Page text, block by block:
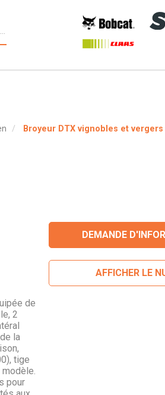
Broyeur DTX vignobles et vergers
de
2
la
tige
pour
DEMANDE
AFFICHER LE